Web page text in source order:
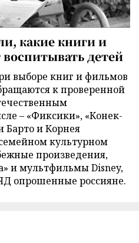
какие книги и
детей
выборе книг и фильмов
к проверенной
– «Фиксики», «Конек-
Барто и Корнея
культурном
произведения,
и мультфильмы Disney,
опрошенные россияне.